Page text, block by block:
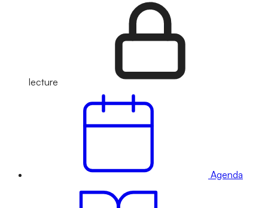
lecture
Agenda